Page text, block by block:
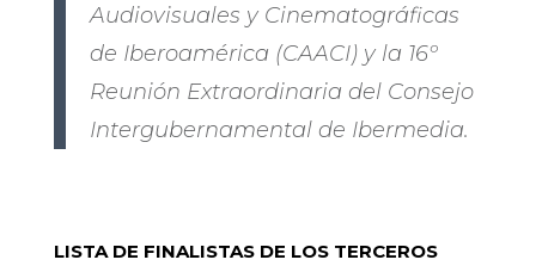
Audiovisuales y Cinematográficas
de Iberoamérica (CAACI) y la 16º
Reunión Extraordinaria del Consejo
Intergubernamental de Ibermedia.
LISTA DE FINALISTAS DE LOS TERCEROS